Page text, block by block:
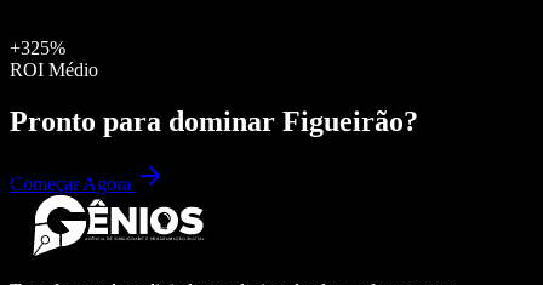
+325%
ROI Médio
Pronto para dominar Figueirão?
Começar Agora